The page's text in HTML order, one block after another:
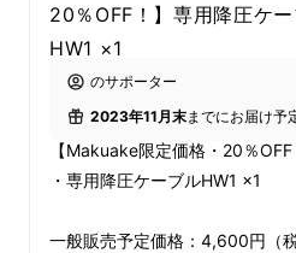
20％OFF！】専用降圧ケ
HW1 ×1
のサポーター
2023年11月末までにお届け予
【Makuake限定価格・20％OFF
・専用降圧ケーブルHW1 ×1
一般販売予定価格：4,600円（税